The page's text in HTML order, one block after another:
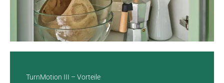
TurnMotion III – Vorteile